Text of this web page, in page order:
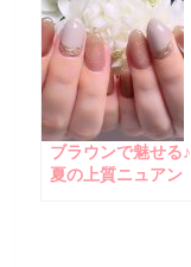
ブラウンで魅せる♪
夏の上質ニュアン